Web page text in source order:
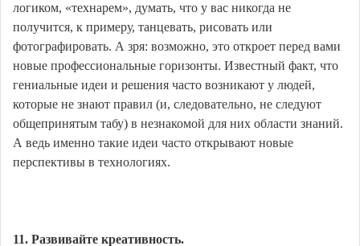
логиком, «технарем», думать, что у вас никогда не
получится, к примеру, танцевать, рисовать или
фотографировать. А зря: возможно, это откроет перед вами
новые профессиональные горизонты. Известный факт, что
гениальные идеи и решения часто возникают у людей,
которые не знают правил (и, следовательно, не следуют
общепринятым табу) в незнакомой для них области знаний.
А ведь именно такие идеи часто открывают новые
перспективы в технологиях.
11. Развивайте креативность.